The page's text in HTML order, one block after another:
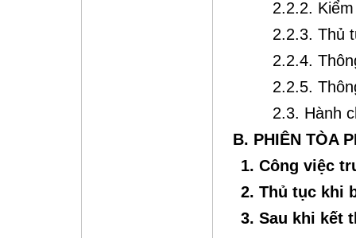
2.2.2.
2.2.3. Thủ
2.2.4.
2.2.5.
2.3. Hành
B. PHIÊN TÒA
1. Công việc
2. Thủ tục khi
3. Sau khi kết